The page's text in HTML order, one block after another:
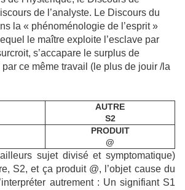
de l’analyste. Le Discours du
la « phénoménologie de l’esprit »
le maître exploite l’esclave par
s’accapare le surplus de
ce même travail (le plus de jouir /la
AUTRE
S2
PRODUIT
@
sujet divisé et symptomatique)
S2, et ça produit @, l’objet cause du
autrement : Un signifiant S1